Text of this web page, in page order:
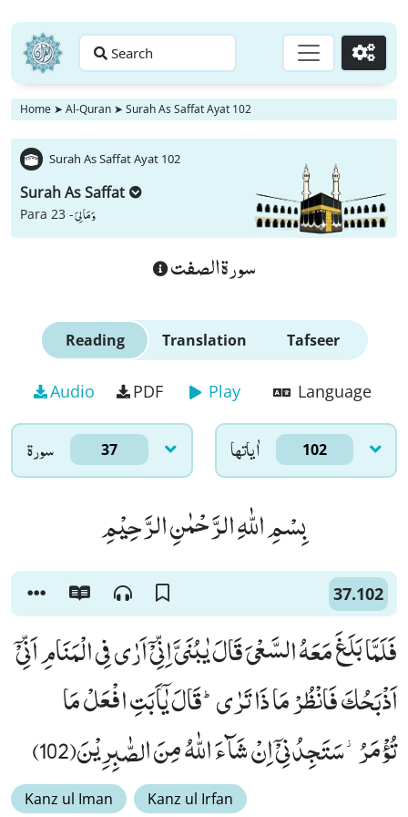
Search Go
Home ➤ Al-Quran ➤ Surah As Saffat Ayat 102
Surah As Saffat Ayat 102
Surah As Saffat
Para 23 -وَ مَا لِیَ
سورة الصفت
Reading Translation Tafseer
Audio PDF Play Language
سورۃ 37 اٰياتها 102
بِسْمِ اللّٰهِ الرَّحْمٰنِ الرَّحِیْمِ
37.102
فَلَمَّا بَلَغَ مَعَهُ السَّعْیَ قَالَ یٰبُنَیَّ اِنِّیْۤ اَرٰى فِی الْمَنَامِ اَنِّیْۤ
اَذْبَحُكَ فَانْظُرْ مَا ذَا تَرٰىؕ-قَالَ یٰۤاَبَتِ افْعَلْ مَا
تُؤْمَرُ٘-سَتَجِدُنِیْۤ اِنْ شَآءَ اللّٰهُ مِنَ الصّٰبِرِیْنَ(102)
Kanz ul Iman Kanz ul Irfan